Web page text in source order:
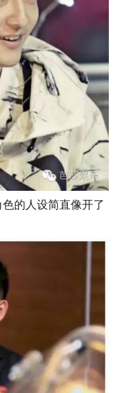
的人设简直像开了